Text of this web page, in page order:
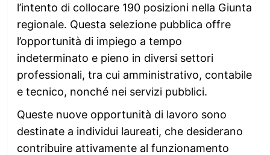
l’intento di collocare 190 posizioni nella Giunta
regionale. Questa selezione pubblica offre
l’opportunità di impiego a tempo
indeterminato e pieno in diversi settori
professionali, tra cui amministrativo, contabile
e tecnico, nonché nei servizi pubblici.
Queste nuove opportunità di lavoro sono
destinate a individui laureati, che desiderano
contribuire attivamente al funzionamento